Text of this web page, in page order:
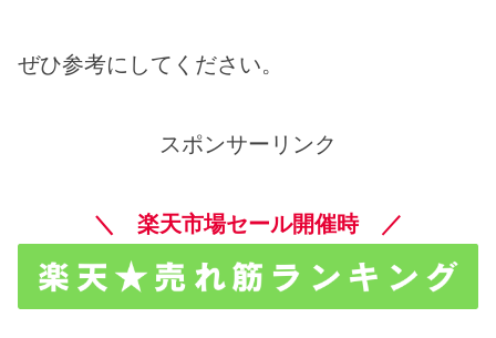
ぜひ参考にしてください。
スポンサーリンク
＼ 楽天市場セール開催時 ／